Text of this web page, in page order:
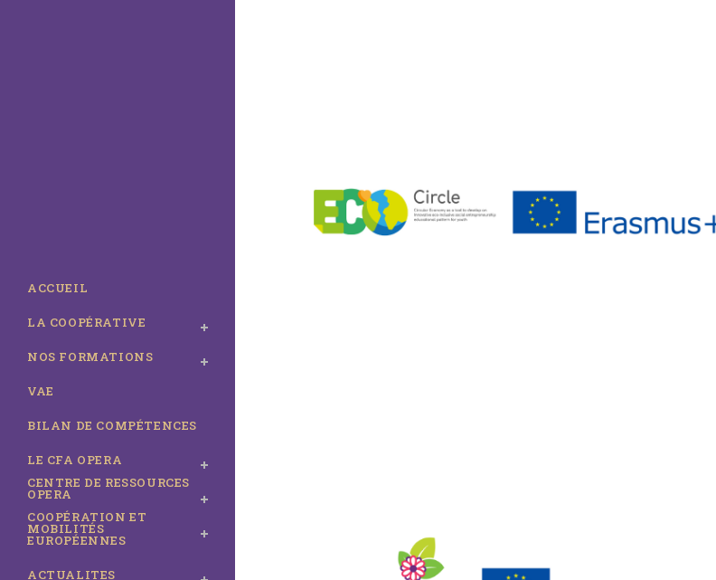
ACCUEIL
LA COOPÉRATIVE
NOS FORMATIONS
VAE
BILAN DE COMPÉTENCES
LE CFA OPERA
CENTRE DE RESSOURCES
OPERA
COOPÉRATION ET
MOBILITÉS
EUROPÉENNES
ACTUALITES